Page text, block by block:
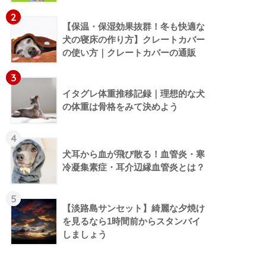
2
【保温・保湿効果抜群！冬も快適な
犬の寝床の作り方】クレートカバー
の使い方｜クレートカバーの通販
3
イタグレ体重推移記録｜理想的な犬
の体重は骨格をみて決めよう
4
犬耳から血が飛び散る！血管炎・寒
冷凝集素症・耳介辺縁血管炎とは？
5
【淡路島サンセット】綺麗な夕焼け
を見るなら1時間前からスタンバイ
しましょう